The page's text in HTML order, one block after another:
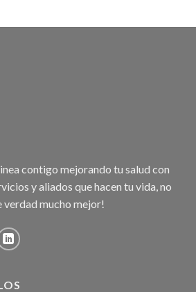
contigo mejorando tu salud con
y aliados que hacen tu vida, no
verdad mucho mejor!